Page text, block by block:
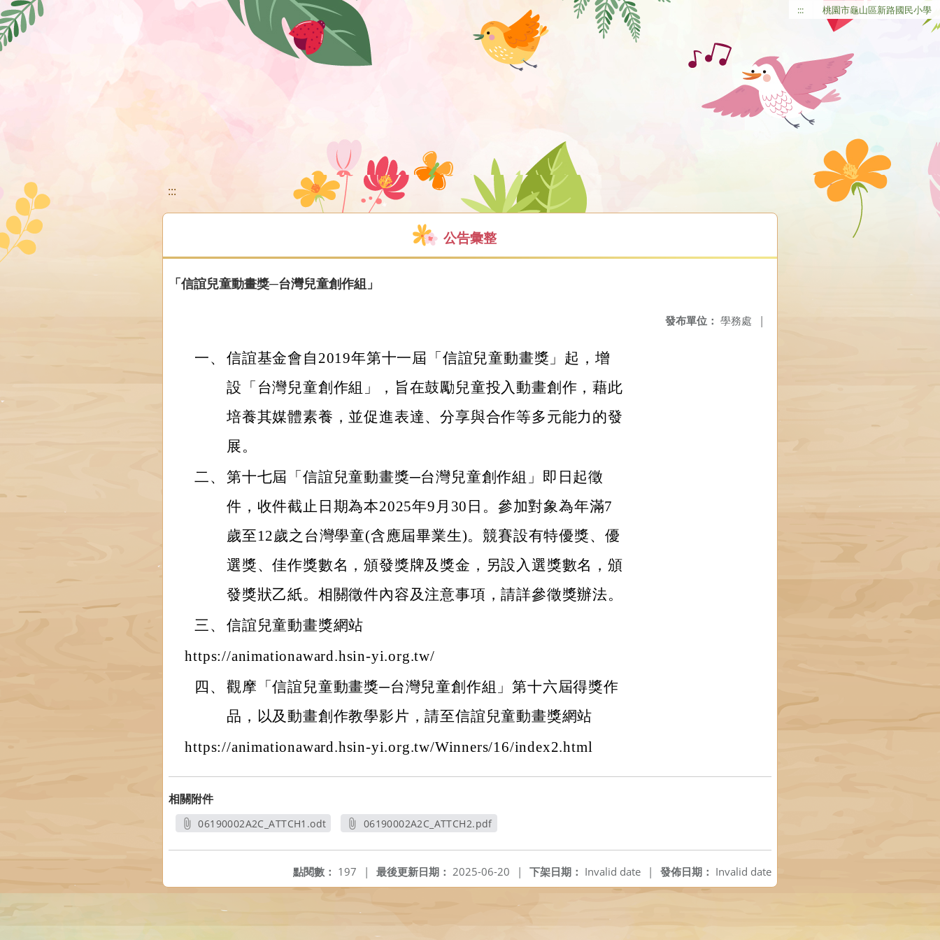
移至網頁之主要內容區位置 ::: 桃園市龜山區新路國民小學
:::
公告彙整
「信誼兒童動畫獎─台灣兒童創作組」
發布單位： 學務處 |
一、 信誼基金會自2019年第十一屆「信誼兒童動畫獎」起，增
設「台灣兒童創作組」，旨在鼓勵兒童投入動畫創作，藉此
培養其媒體素養，並促進表達、分享與合作等多元能力的發
展。
二、 第十七屆「信誼兒童動畫獎─台灣兒童創作組」即日起徵
件，收件截止日期為本2025年9月30日。參加對象為年滿7
歲至12歲之台灣學童(含應屆畢業生)。競賽設有特優獎、優
選獎、佳作獎數名，頒發獎牌及獎金，另設入選獎數名，頒
發獎狀乙紙。相關徵件內容及注意事項，請詳參徵獎辦法。
三、 信誼兒童動畫獎網站
https://animationaward.hsin-yi.org.tw/
四、 觀摩「信誼兒童動畫獎─台灣兒童創作組」第十六屆得獎作
品，以及動畫創作教學影片，請至信誼兒童動畫獎網站
https://animationaward.hsin-yi.org.tw/Winners/16/index2.html
相關附件
06190002A2C_ATTCH1.odt
06190002A2C_ATTCH2.pdf
發佈日期： Invalid date
下架日期： Invalid date |
最後更新日期： 2025-06-20 |
點閱數： 197 |